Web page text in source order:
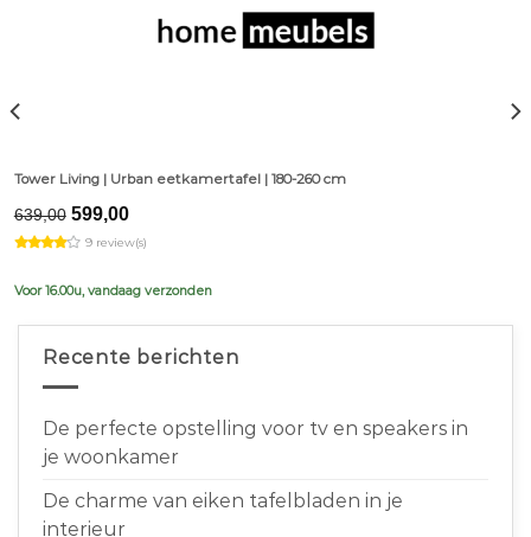
Tower Living | Urban eetkamertafel | 180-260 cm
639,00 Original
price
was:
599,00Current
is:
9 review(s)
Voor 16.00u, vandaag verzonden
Recente berichten
De perfecte opstelling voor tv en speakers in
je woonkamer
De charme van eiken tafelbladen in je
interieur